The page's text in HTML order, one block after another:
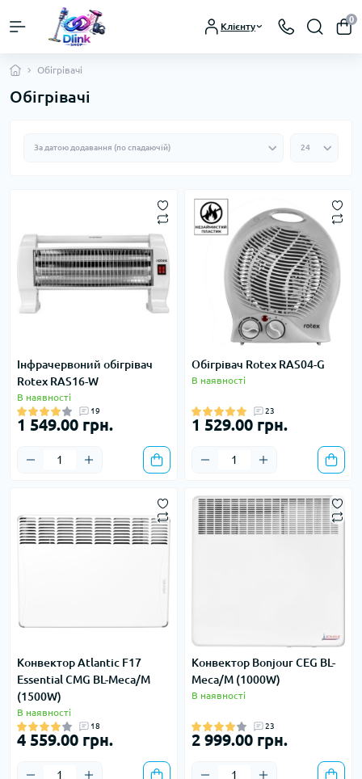
Клієнту
0
Обігрівачі
Обігрівачі
Інфрачервоний обігрівач
Rotex RAS16-W
В наявності
19
1 549.00 грн.
Обігрівач Rotex RAS04-G
В наявності
23
1 529.00 грн.
Конвектор Atlantic F17
Essential CMG BL-Meca/M
(1500W)
В наявності
18
4 559.00 грн.
Конвектор Bonjour CEG BL-
Meca/M (1000W)
В наявності
23
2 999.00 грн.